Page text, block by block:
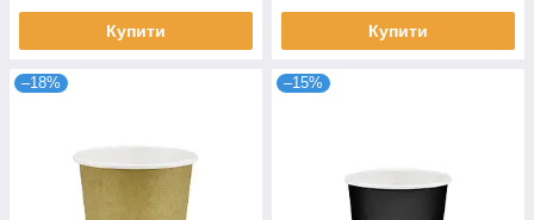
Купити Купити
–18% –15%